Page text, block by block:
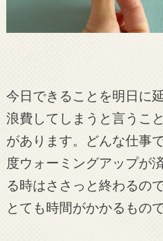
今日できることを明日に
浪費してしまうと言うこ
があります。どんな仕事
度ウォーミングアップが
る時はささっと終わるの
とても時間がかかるもので